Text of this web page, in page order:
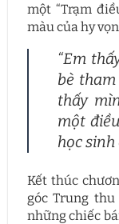
một “Trạm
màu của hy
“Em
bè
thấy
một
học sinh
Kết thúc
góc Trung
những chiếc